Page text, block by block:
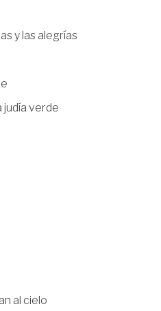
y las alegrías
judía verde
al cielo